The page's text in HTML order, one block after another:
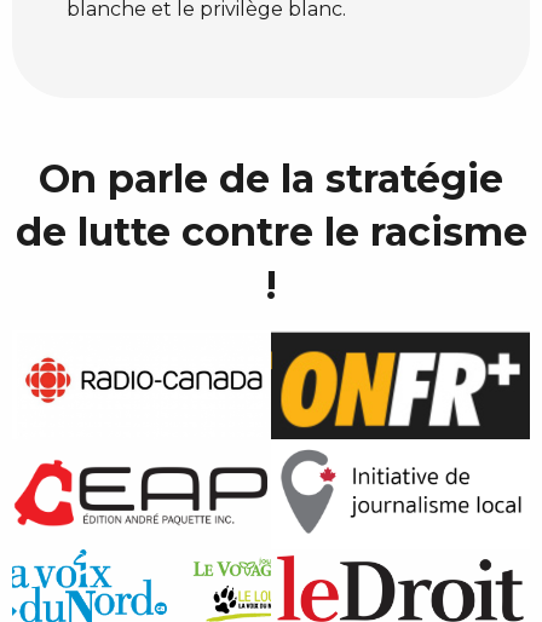
blanche et le privilège blanc.
On parle de la stratégie
de lutte contre le racisme
!